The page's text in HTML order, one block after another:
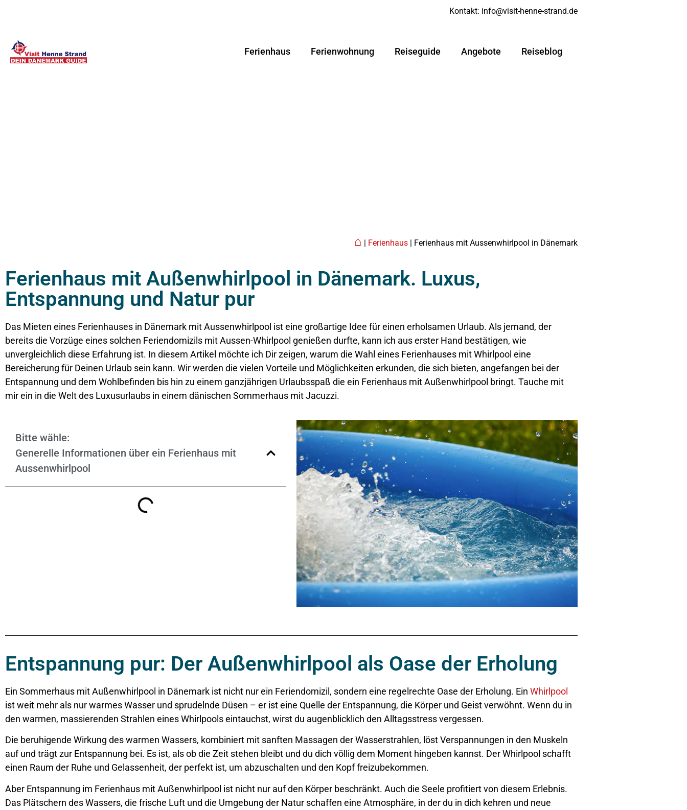
Kontakt: info@visit-henne-strand.de
Ferienhaus Ferienwohnung Reiseguide Angebote Reiseblog
⌂ Ferienhaus | Ferienhaus mit Aussenwhirlpool in Dänemark
Ferienhaus mit Außenwhirlpool in Dänemark. Luxus,
Entspannung und Natur pur
Das Mieten eines Ferienhauses in Dänemark mit Aussenwhirlpool ist eine großartige Idee für einen erholsamen Urlaub. Als jemand, der
bereits die Vorzüge eines solchen Feriendomizils mit Aussen-Whirlpool genießen durfte, kann ich aus erster Hand bestätigen, wie
unvergleichlich diese Erfahrung ist. In diesem Artikel möchte ich Dir zeigen, warum die Wahl eines Ferienhauses mit Whirlpool eine
Bereicherung für Deinen Urlaub sein kann. Wir werden die vielen Vorteile und Möglichkeiten erkunden, die sich bieten, angefangen bei der
Entspannung und dem Wohlbefinden bis hin zu einem ganzjährigen Urlaubsspaß die ein Ferienhaus mitAußenwhirlpool bringt. Tauche mit
mir ein in die Welt des Luxusurlaubs in einem dänischen Sommerhaus mit Jacuzzi.
Bitte wähle:
Generelle Informationen über ein Ferienhaus mit
Aussenwhirlpool
Entspannung pur: Der Außenwhirlpool als Oase der Erholung
Ein Sommerhaus mit Außenwhirlpool in Dänemark ist nicht nur ein Feriendomizil, sondern eine regelrechte Oase der Erholung. Ein Whirlpool
ist weit mehr als nur warmes Wasser und sprudelnde Düsen – er ist eine Quelle der Entspannung, die Körper und Geist verwöhnt. Wenn du in
den warmen, massierenden Strahlen eines Whirlpools eintauchst, wirst du augenblicklich den Alltagsstress vergessen.
Die beruhigende Wirkung des warmen Wassers, kombiniert mit sanften Massagen der Wasserstrahlen, löst Verspannungen in den Muskeln
auf und trägt zur Entspannung bei. Es ist, als ob die Zeit stehen bleibt und du dich völlig dem Moment hingeben kannst. Der Whirlpool schafft
einen Raum der Ruhe und Gelassenheit, der perfekt ist, um abzuschalten und den Kopf freizubekommen.
Aber Entspannung im Ferienhaus mit Außenwhirlpool ist nicht nur auf den Körper beschränkt. Auch die Seele profitiert von diesem Erlebnis.
Das Plätschern des Wassers, die frische Luft und die Umgebung der Natur schaffen eine Atmosphäre, in der du in dich kehren und neue